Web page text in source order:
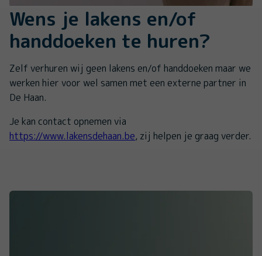
Wens je lakens en/of
handdoeken te huren?
Zelf verhuren wij geen lakens en/of handdoeken maar we
werken hier voor wel samen met een externe partner in
De Haan.
Je kan contact opnemen via
https://www.lakensdehaan.be, zij helpen je graag verder.